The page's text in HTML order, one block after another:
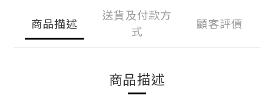
商品描述
送貨及付款方
式
顧客評價
商品描述